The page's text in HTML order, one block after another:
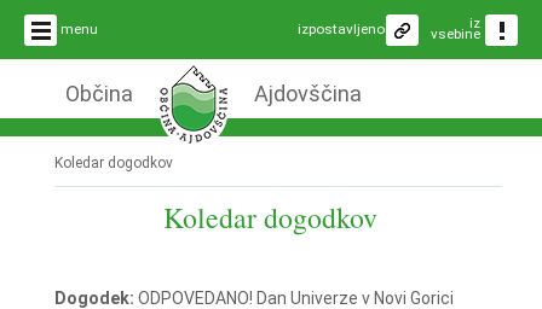
menu iz
vsebine
izpostavljeno
Občina Ajdovščina
Koledar dogodkov
Koledar dogodkov
Dogodek: ODPOVEDANO! Dan Univerze v Novi Gorici